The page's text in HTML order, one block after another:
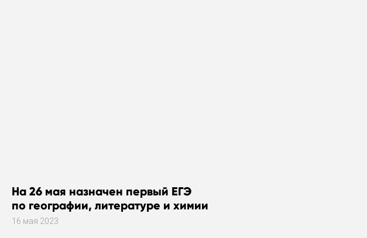
На 26 мая назначен первый ЕГЭ
по географии, литературе и химии
16 мая 2023